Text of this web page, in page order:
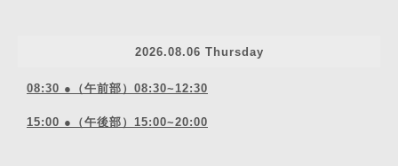
2026.08.06 Thursday
08:30 ●（午前部）08:30~12:30
15:00 ●（午後部）15:00~20:00